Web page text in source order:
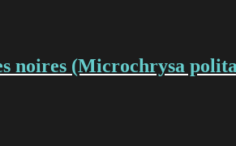
noires (Microchrysa